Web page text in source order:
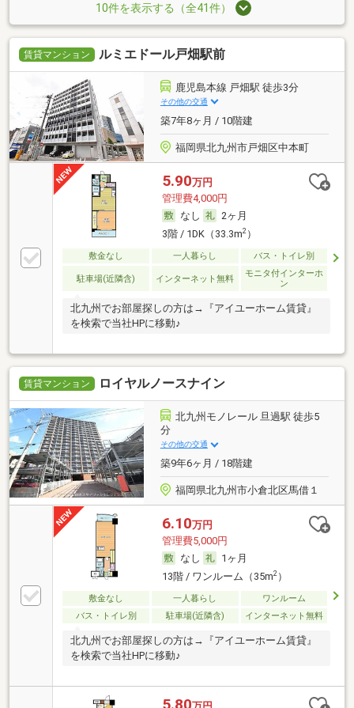
10件を表示する（全41件）
賃貸マンション ルミエドール戸畑駅前
鹿児島本線 戸畑駅 徒歩3分
その他の交通
築7年8ヶ月 / 10階建
福岡県北九州市戸畑区中本町
5.90万円
管理費4,000円
なし
2ヶ月
3階 / 1DK（33.3m2）
敷金なし 一人暮らし バス・トイレ別
駐車場(近隣含) インターネット無料
モニタ付インターホ
ン
北九州でお部屋探しの方は→『アイユーホーム賃貸』
を検索で当社HPに移動♪
賃貸マンション ロイヤルノースナイン
北九州モノレール 旦過駅 徒歩5
分
その他の交通
築9年6ヶ月 / 18階建
福岡県北九州市小倉北区馬借１
6.10万円
管理費5,000円
なし
1ヶ月
13階 / ワンルーム（35m2）
敷金なし 一人暮らし
ワンルーム
バス・トイレ別
駐車場(近隣含) インターネット無料
北九州でお部屋探しの方は→『アイユーホーム賃貸』
を検索で当社HPに移動♪